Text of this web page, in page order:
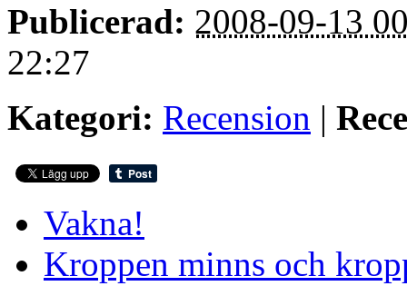
Publicerad: 2008-09-13
22:27
Kategori: Recension |
Vakna!
Kroppen minns och